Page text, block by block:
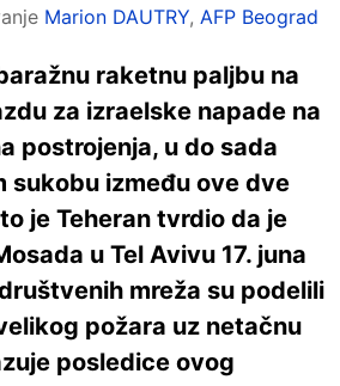
Marion DAUTRY, AFP Beograd
raketnu paljbu na
za izraelske napade na
postrojenja, u do sada
sukobu između ove dve
je Teheran tvrdio da je
u Tel Avivu 17. juna
mreža su podelili
požara uz netačnu
posledice ovog